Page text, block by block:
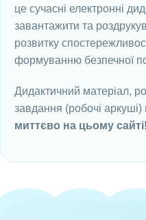
це сучасні електронні
завантажити та
розвитку
формуванню безпечної
Дидактичний матеріал,
завдання (робочі
миттєво на цьому сайті!